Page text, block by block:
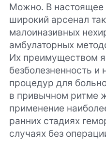
Можно. В
широкий арсенал
малоиназивных
амбулаторных
Их преимуществом
безболезненность и
процедур для
в привычном ритме
применение
ранних стадиях
случаях без